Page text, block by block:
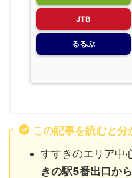
JTB
るるぶ
この記事を読むと分
すすきのエリア中
きの駅5番出口か